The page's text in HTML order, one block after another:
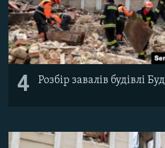
4 Розбір завалів будівлі